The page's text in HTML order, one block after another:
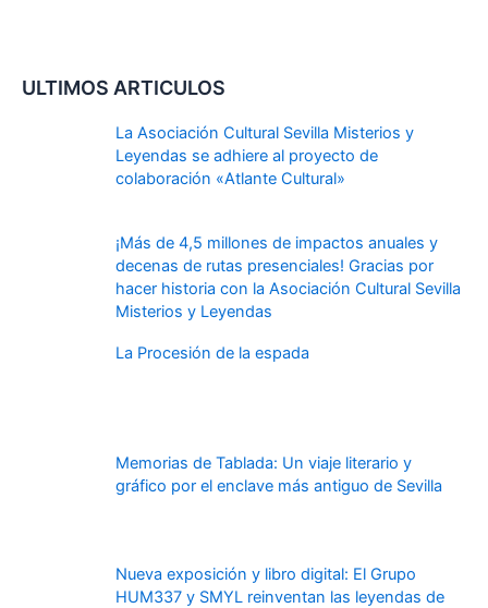
ULTIMOS ARTICULOS
La Asociación Cultural Sevilla Misterios y
Leyendas se adhiere al proyecto de
colaboración «Atlante Cultural»
¡Más de 4,5 millones de impactos anuales y
decenas de rutas presenciales! Gracias por
hacer historia con la Asociación Cultural Sevilla
Misterios y Leyendas
La Procesión de la espada
Memorias de Tablada: Un viaje literario y
gráfico por el enclave más antiguo de Sevilla
Nueva exposición y libro digital: El Grupo
HUM337 y SMYL reinventan las leyendas de